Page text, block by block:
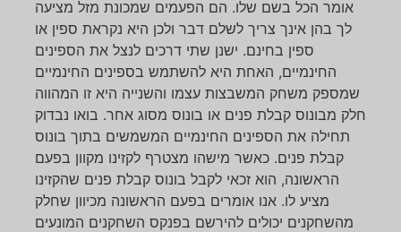
אומר הכל בשם שלו. הם הפעמים שמכונת מזל מציעה
לך בהן אינך צריך לשלם דבר ולכן היא נקראת ספין או
ספין בחינם. ישנן שתי דרכים לנצל את הספינים
החינמיים, האחת היא להשתמש בספינים החינמיים
שמספק משחק המשבצות עצמו והשנייה היא זו המהווה
חלק מבונוס קבלת פנים או בונוס מסוג אחר. בואו נבדוק
תחילה את הספינים החינמיים המשמשים בתוך בונוס
קבלת פנים. כאשר מישהו מצטרף לקזינו מקוון בפעם
הראשונה, הוא זכאי לקבל בונוס קבלת פנים שהקזינו
מציע לו. אנו אומרים בפעם הראשונה מכיוון שחלק
מהשחקנים יכולים להירשם בפנקס השחקנים המונעים